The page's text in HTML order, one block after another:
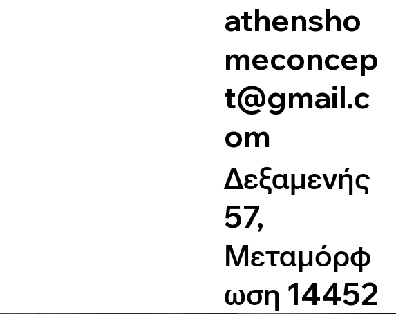
athensho
meconcep
t@gmail.c
om
Δεξαμενής
57,
Μεταμόρφ
ωση 14452